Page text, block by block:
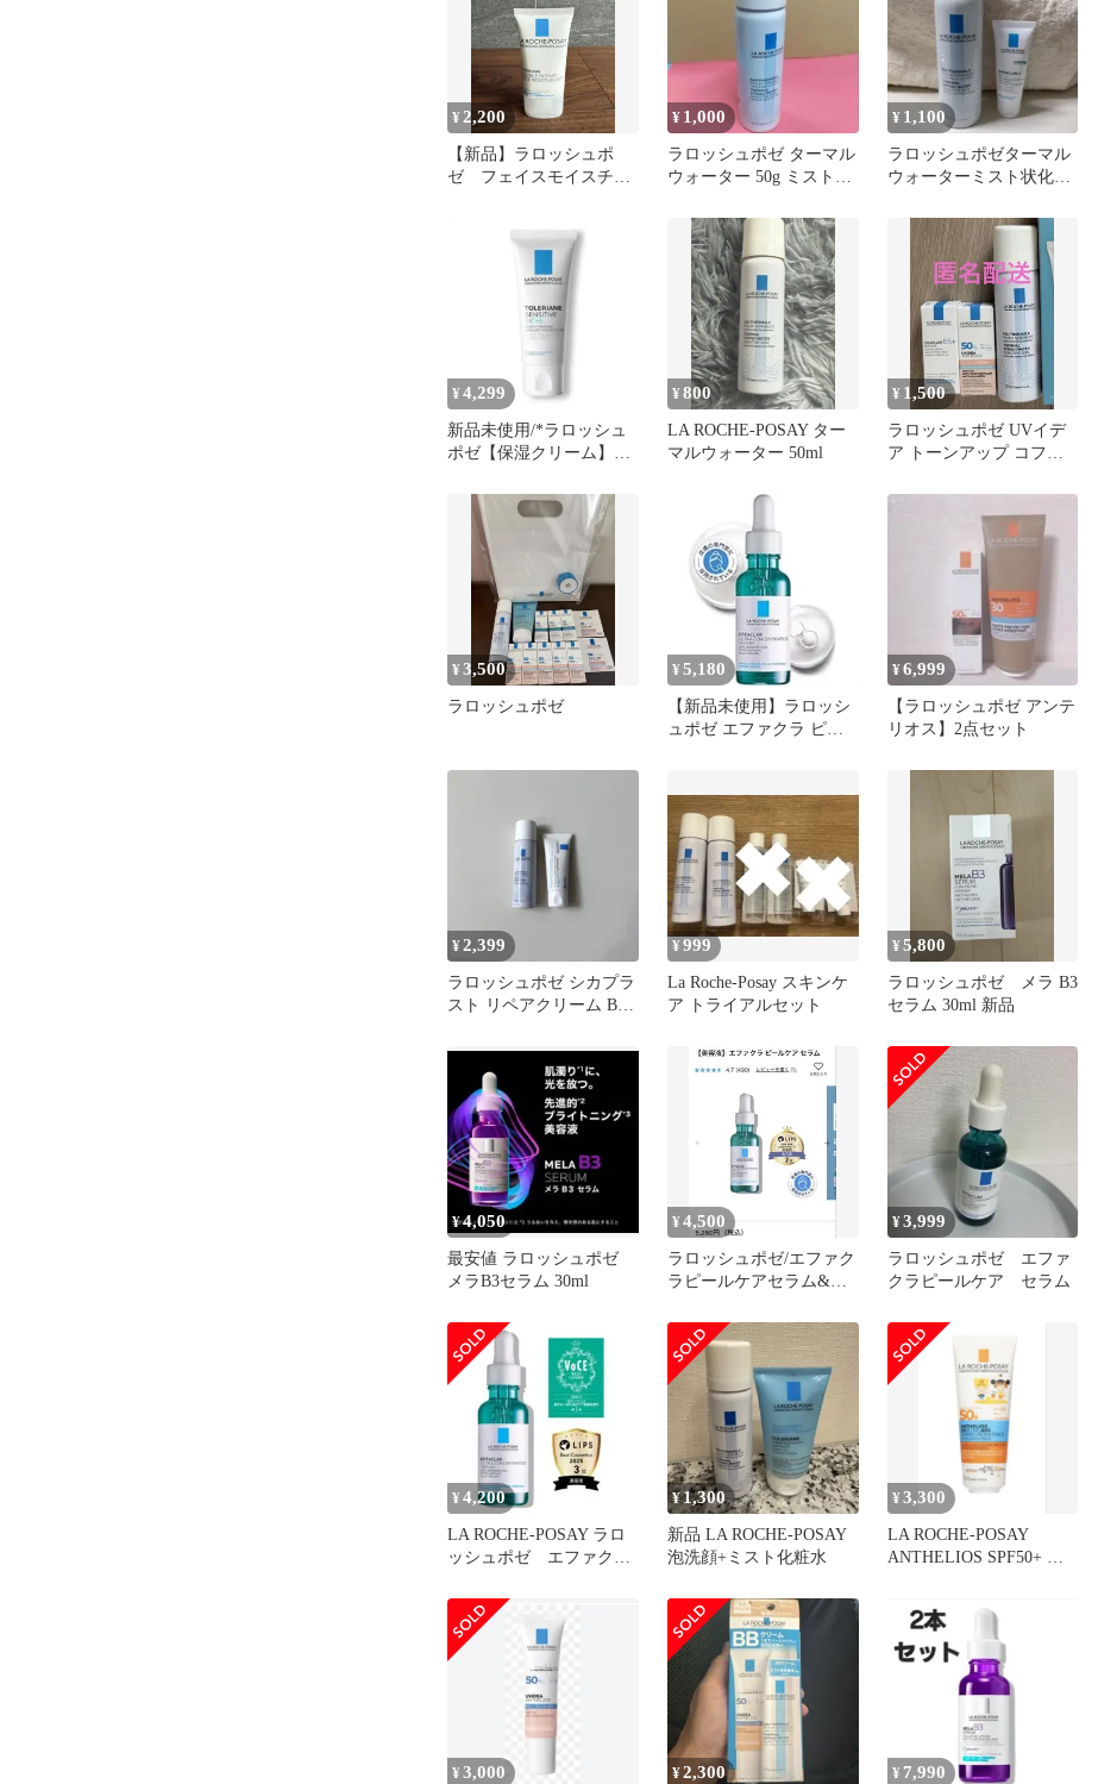
¥ 2,200
【新品】ラロッシュポ
ゼ フェイスモイスチャ
¥ 1,000
ラロッシュポゼ ターマル
ウォーター 50g ミスト化
保湿
¥ 1,100
ラロッシュポゼターマル
ウォーターミスト状化粧
保湿クリーム
¥ 4,299
新品未使用/*ラロッシュ
ポゼ【保湿クリーム】ト
リッチ
¥800
LA ROCHE-POSAY ター
マルウォーター 50ml
¥ 1,500
ラロッシュポゼ UVイデ
ア トーンアップ コフ
ルのみ
¥3,500
ラロッシュポゼ
¥ 5,180
【新品未使用】ラロッシ
ュポゼ エファクラ ピー
¥6,999
【ラロッシュポゼ アンテ
リオス】2点セット
¥2,399
ラロッシュポゼ シカプラ
スト リペアクリーム B5+
ト
¥999
La Roche-Posay スキンケ
ア トライアルセット
¥5,800
ラロッシュポゼ メラ B3
セラム 30ml 新品
¥4,050
最安値 ラロッシュポゼ
メラB3セラム 30ml
¥4,500
ラロッシュポゼ/エファク
ラピールケアセラム&タ
サイズ）
¥3,999
ラロッシュポゼ エファ
クラピールケア セラム
¥ 4,200
LA ROCHE-POSAY ラロ
ッシュポゼ エファクラ
¥1,300
新品 LA ROCHE-POSAY
泡洗顔+ミスト化粧水
¥3,300
LA ROCHE-POSAY
ANTHELIOS SPF50+ 敏
¥3,000 ¥2,300 ¥ 7,990